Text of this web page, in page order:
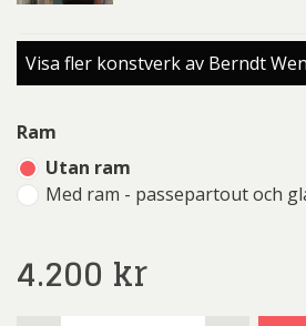
Visa fler konstverk av Berndt
Ram
Utan ram
Med ram - passepartout och
4.200 kr